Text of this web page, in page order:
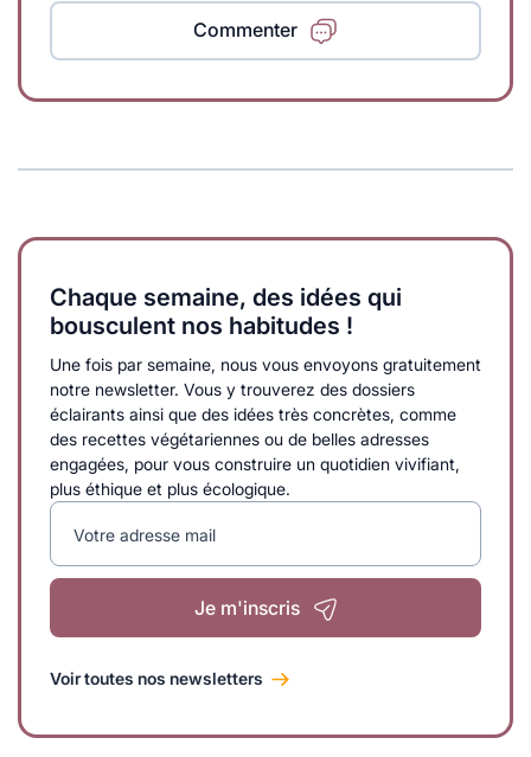
Commenter
Chaque semaine, des idées qui
bousculent nos habitudes !
Une fois par semaine, nous vous envoyons gratuitement
notre newsletter. Vous y trouverez des dossiers
éclairants ainsi que des idées très concrètes, comme
des recettes végétariennes ou de belles adresses
engagées, pour vous construire un quotidien vivifiant,
plus éthique et plus écologique.
Votre adresse mail
Je m'inscris
Voir toutes nos newsletters